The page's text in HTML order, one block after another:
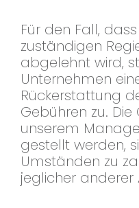
Für den Fall,
zuständigen
abgelehnt wird,
Unternehmen
Rückerstattung
Gebühren zu. Die
unserem
gestellt werden,
Umständen zu
jeglicher anderer